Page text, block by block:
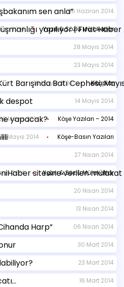
sen anla”06 Haziran 2014
yapılıyor | Fırat Haber
2014 Yazılı & Sözlü Mülakatlar
28 Mayıs 2014
23 Mayıs 2014
Barışında Batı Cephesi,
16 Mayıs 2014 Kitaplar
despot 14 Mayıs 2014
yapacak?
Mayıs 2014 Köşe Yazıları – 2014
Mayıs 2014 Köşe-Basın Yazıları
27 Nisan 2014
sitesine verilen mülakat
2014 Yazılı & Sözlü Mülakatlar
20 Nisan 2014
13 Nisan 2014
Harp” 06 Nisan 2014
30 Mart 2014
23 Mart 2014
16 Mart 2014